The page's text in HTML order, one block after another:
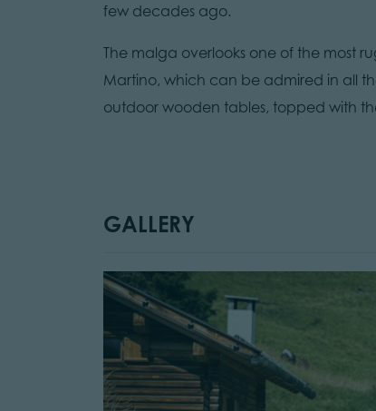
few decades ago.
The malga overlooks one of the most
Martino, which can be admired in all
outdoor wooden tables, topped with
GALLERY